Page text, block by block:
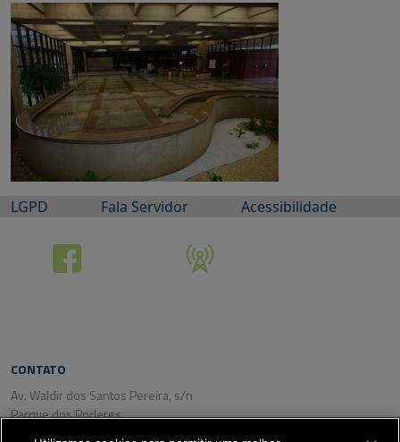
LGPD Fala Servidor Acessibilidade
CONTATO
Av. Waldir dos Santos Pereira, s/n
Parque dos Poderes